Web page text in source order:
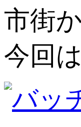
市街
今回